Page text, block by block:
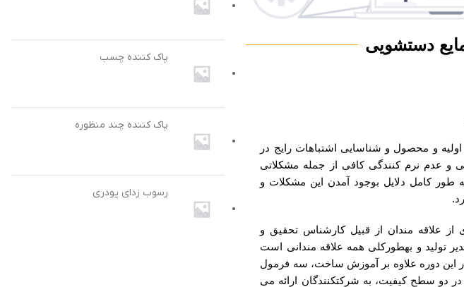
دستشویی
و محصول و شناسایی اشتباهات رایج در
عدم نرم کنندگی کافی از جمله مشکلاتی
کامل دلایل بوجود آمدن این مشکلات و
علاقه­ مندان از قبیل کارشناس تحقیق و
تولید و به­طور­کلی همه علاقه­ مندانی است
این دوره علاوه بر آموزش ساخت، سه فرمول
سطح کیفیت، به شرکت­کنندگان ارائه می
پاک کننده چسب
پاک کننده چند منظوره
رسوب زدای پودری